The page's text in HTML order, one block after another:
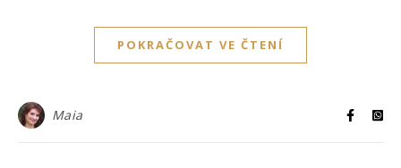
POKRAČOVAT VE ČTENÍ
Maia